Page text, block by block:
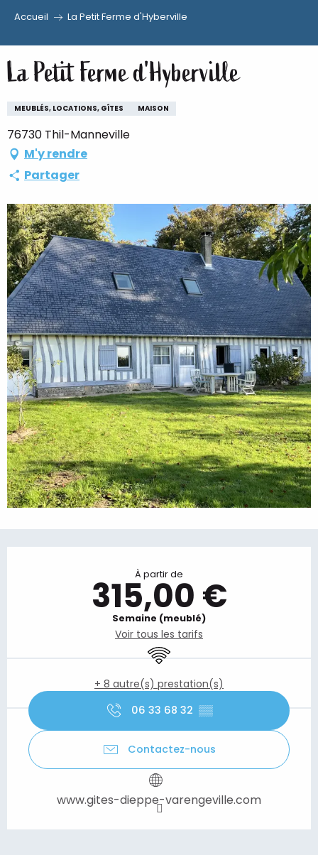
au
contenu
principal
Accueil La Petit Ferme d'Hyberville
La Petit Ferme d'Hyberville
MEUBLÉS, LOCATIONS, GÎTES MAISON
76730 Thil-Manneville
M'y rendre
Partager
À partir de
315,00 €
Semaine (meublé)
Voir tous les tarifs
WiFi
+ 8 autre(s) prestation(s)
06 33 68 32 ▒▒
Contactez-nous
www.gites-dieppe-varengeville.com